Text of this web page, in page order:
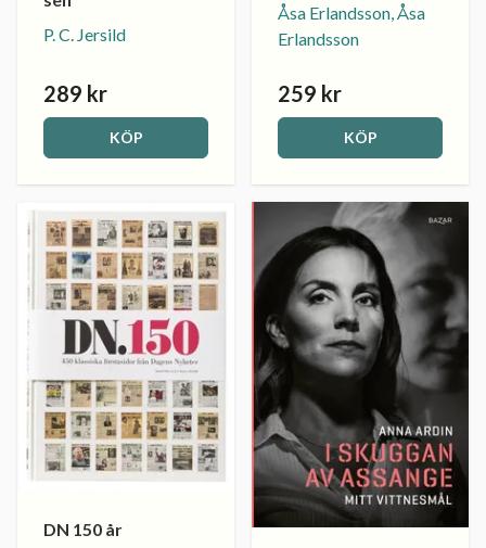
P. C. Jersild
289 kr
KÖP
Åsa Erlandsson, Åsa
Erlandsson
259 kr
KÖP
DN 150 år